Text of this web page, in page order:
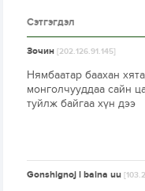
Сэтгэгдэл
Зочин[202.126.91.145]
Нямбаатар баахан
монголчууддаа сайн
туйлж байгаа хүн дээ
Gonshignoj l baina uu